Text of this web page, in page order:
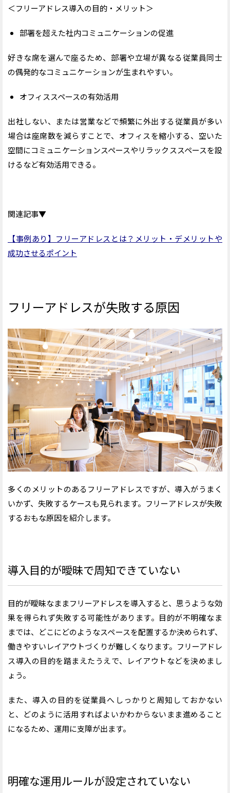
10. 定期的な見直しをする
12. オフィスづくりの専門業者に相談する
フリーアドレス導入に向く職種・向かない職種
フリーアドレス導入に向く職種
フリーアドレス向けおすすめオフィス家具5選
FOCUS BOOTH Series
MOVE UP
Webミーティング向けの作業用ブースを導入｜合同会社
フリーアドレス導入でモチベーションアップ｜ハドラスホ
ールディングス株式会社
＜フリーアドレス導入の目的・メリット＞
部署を超えた社内コミュニケーションの促進
好きな席を選んで座るため、部署や立場が異なる従業員同士
の偶発的なコミュニケーションが生まれやすい。
オフィススペースの有効活用
出社しない、または営業などで頻繁に外出する従業員が多い
場合は座席数を減らすことで、オフィスを縮小する、空いた
空間にコミュニケーションスペースやリラックススペースを設
けるなど有効活用できる。
関連記事▼
【事例あり】フリーアドレスとは？メリット・デメリットや
成功させるポイント
フリーアドレスが失敗する原因
多くのメリットのあるフリーアドレスですが、導入がうまく
いかず、失敗するケースも見られます。フリーアドレスが失敗
するおもな原因を紹介します。
導入目的が曖昧で周知できていない
目的が曖昧なままフリーアドレスを導入すると、思うような効
果を得られず失敗する可能性があります。目的が不明確なま
までは、どこにどのようなスペースを配置するか決められず、
働きやすいレイアウトづくりが難しくなります。 フリーアドレ
ス導入の目的を踏まえたうえで、レイアウトなどを決めまし
ょう。
また、導入の目的を従業員へしっかりと周知しておかない
と、どのように活用すればよいかわからないまま進めること
になるため、運用に支障が出ます。
明確な運用ルールが設定されていない